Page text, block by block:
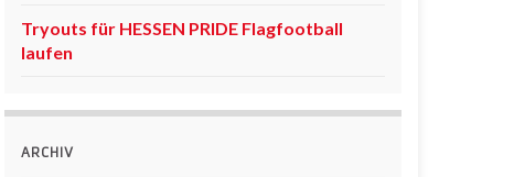
Tryouts für HESSEN PRIDE Flagfootball
laufen
ARCHIV